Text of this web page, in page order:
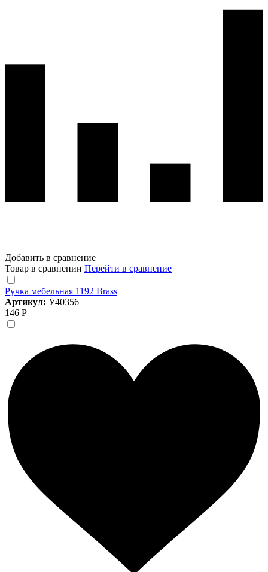
Добавить в сравнение
Товар в сравнении Перейти в сравнение
Ручка мебельная 1192 Brass
Артикул: У40356
146 Р